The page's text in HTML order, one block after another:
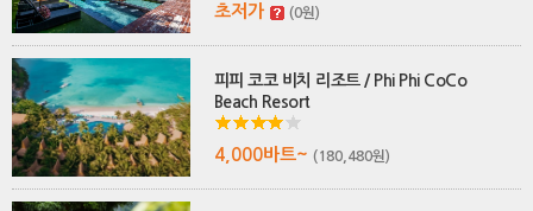
초저가 (0원)
피피 코코 비치 리조트 / Phi Phi CoCo
Beach Resort
4,000바트~ (180,480원)